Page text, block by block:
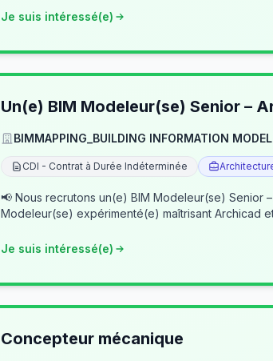
Je suis intéressé(e)
Un(e) BIM Modeleur(se) Senior –
BIMMAPPING_BUILDING INFORMATION
CDI - Contrat à Durée Indéterminée
📢 Nous recrutons un(e) BIM Modeleur(se) Senior – Archicad & Revit Dans le cadre du développement de nos
Modeleur(se) expérimenté(e) maîtrisant Archicad
Je suis intéressé(e)
Concepteur mécanique